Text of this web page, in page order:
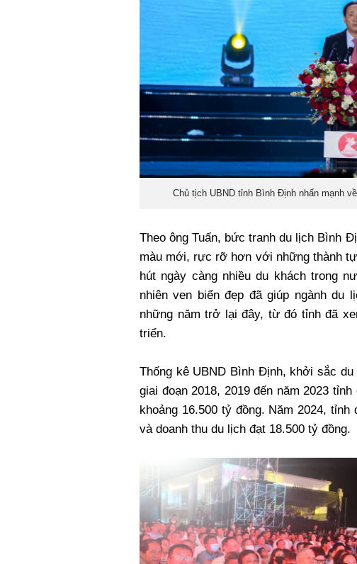
Chủ tịch UBND tỉnh Bình Định nhấn mạnh
Theo ông Tuấn, bức tranh du lịch Bình
màu mới, rực rỡ hơn với những thành
hút ngày càng nhiều du khách trong
nhiên ven biển đẹp đã giúp ngành du
những năm trở lại đây, từ đó tỉnh đã
triển.
Thống kê UBND Bình Định, khởi sắc
giai đoạn 2018, 2019 đến năm 2023
khoảng 16.500 tỷ đồng. Năm 2024,
và doanh thu du lịch đạt 18.500 tỷ đồng.